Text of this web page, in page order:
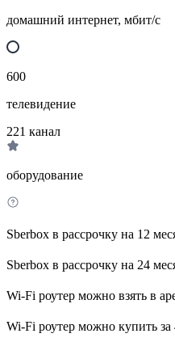
домашний интернет, мбит/с
600
телевидение
221 канал
оборудование
Sberbox в рассрочку на 12
Sberbox в рассрочку на 24
Wi-Fi роутер можно взять в
Wi-Fi роутер можно купить за